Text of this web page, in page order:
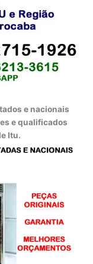
e nacionais
e qualificados
Itu.